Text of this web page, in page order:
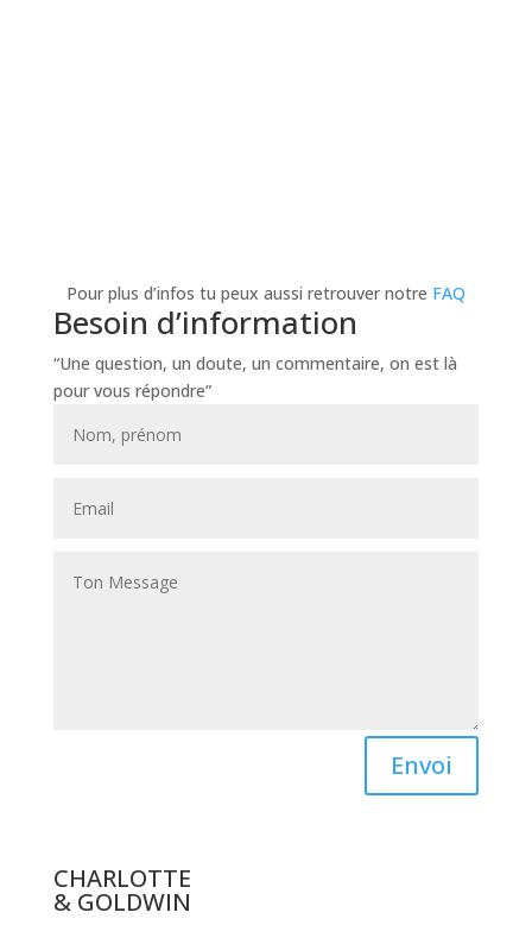
Pour plus d’infos tu peux aussi retrouver notre FAQ
Besoin d’information
“Une question, un doute, un commentaire, on est là
pour vous répondre”
Envoi
CHARLOTTE
& GOLDWIN